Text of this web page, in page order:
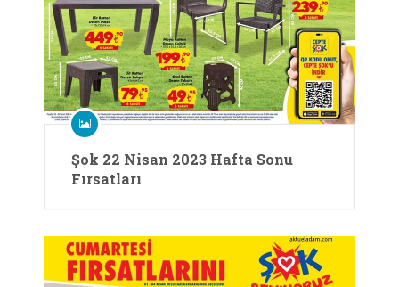
Şok 22 Nisan 2023 Hafta Sonu
Fırsatları